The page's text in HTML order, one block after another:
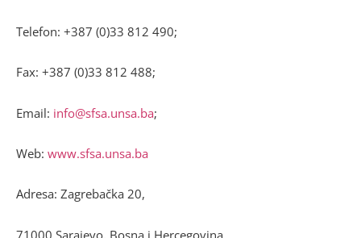
Telefon: +387 (0)33 812 490;
Fax: +387 (0)33 812 488;
Email: info@sfsa.unsa.ba;
Web: www.sfsa.unsa.ba
Adresa: Zagrebačka 20,
71000 Sarajevo, Bosna i Hercegovina